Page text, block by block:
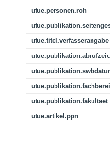
utue.personen.roh
utue.titel.verfasserangabe
utue.publikation.fakultaet
utue.artikel.ppn